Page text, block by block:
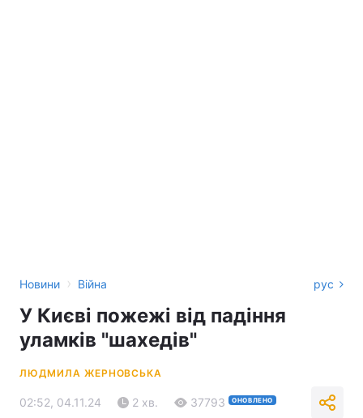
Новини › Війна рус
У Києві пожежі від падіння
уламків "шахедів"
ЛЮДМИЛА ЖЕРНОВСЬКА
02:52, 04.11.24 2 хв. 37793 ОНОВЛЕНО